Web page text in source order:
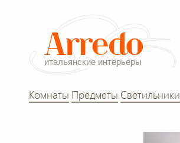
Комнаты Предметы Светильники